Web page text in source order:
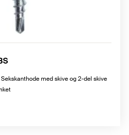
med skive og 2-del skive